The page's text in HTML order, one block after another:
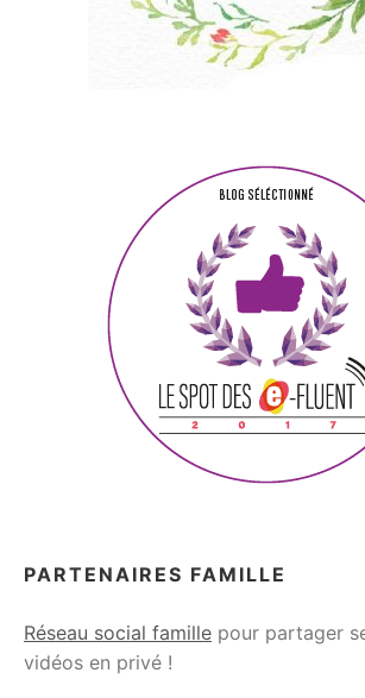
PARTENAIRES FAMILLE
Réseau social famille pour partager
vidéos en privé !